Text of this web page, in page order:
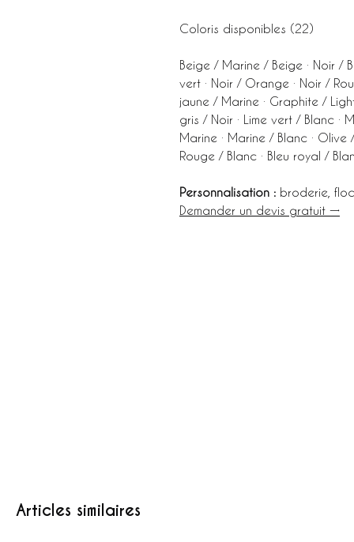
Coloris disponibles (22)
Beige / Marine / Beige · Noir /
vert · Noir / Orange · Noir /
jaune / Marine · Graphite /
gris / Noir · Lime vert / Blanc ·
Marine · Marine / Blanc · Olive
Rouge / Blanc · Bleu royal /
Personnalisation : broderie,
Demander un devis gratuit →
Articles similaires